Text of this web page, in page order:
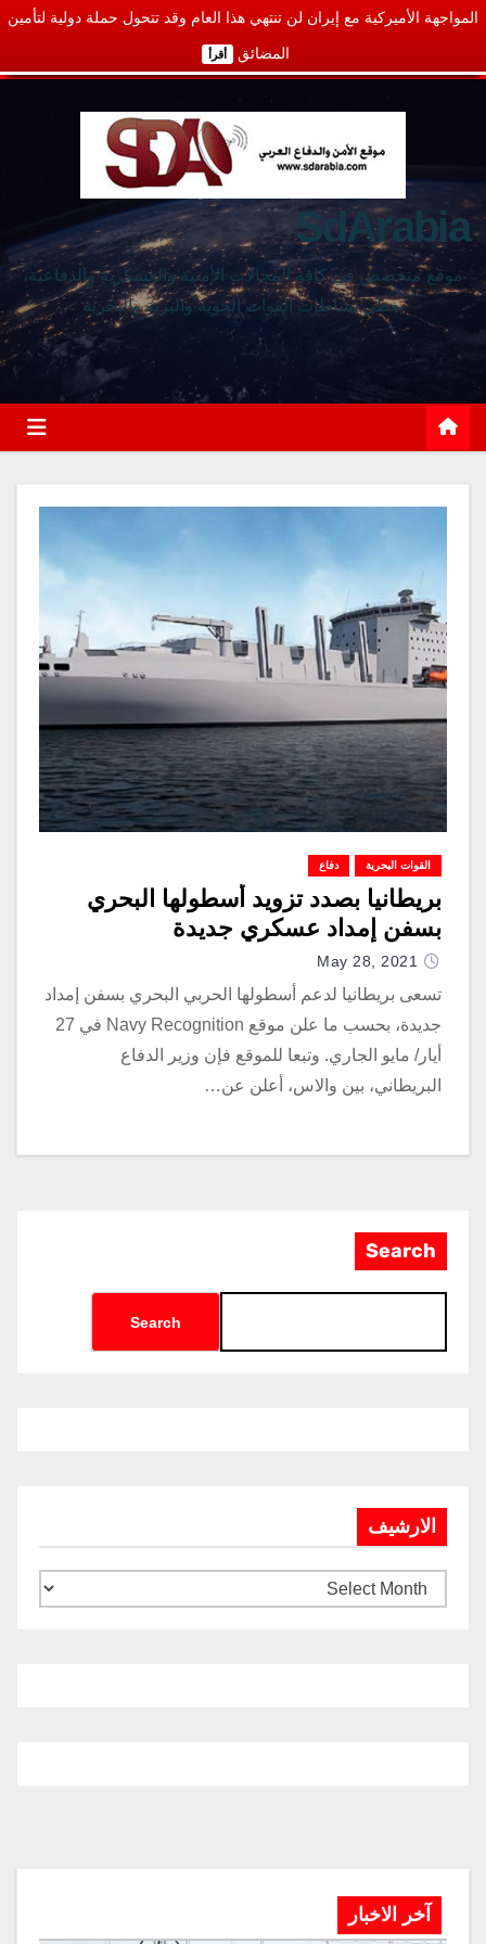
المواجهة الأميركية مع إيران لن تنتهي هذا العام وقد تتحول حملة دولية لتأمين
المضائق أقرأ
SdArabia
موقع متخصص في كافة المجالات الأمنية والعسكرية والدفاعية،
يغطي نشاطات القوات الجوية والبرية والبحرية
القوات البحرية دفاع
بريطانيا بصدد تزويد أسطولها البحري
بسفن إمداد عسكري جديدة
May 28, 2021
تسعى بريطانيا لدعم أسطولها الحربي البحري بسفن إمداد
جديدة، بحسب ما علن موقع Navy Recognition في 27
أيار/ مايو الجاري. وتبعا للموقع فإن وزير الدفاع
البريطاني، بين والاس، أعلن عن…
Search
Search
الارشيف
آخر الاخبار